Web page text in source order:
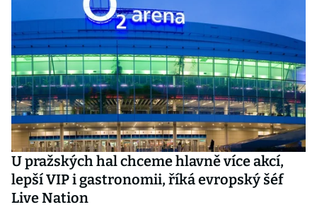
U pražských hal chceme hlavně více akcí,
lepší VIP i gastronomii, říká evropský šéf
Live Nation